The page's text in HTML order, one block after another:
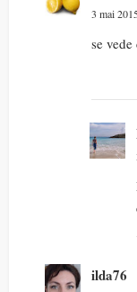
3 mai
se vede
ilda76